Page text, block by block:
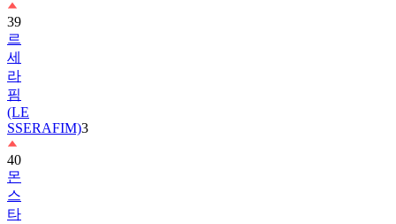
39
르
세
라
핌
(LE
SSERAFIM)3
40
몬
스
타